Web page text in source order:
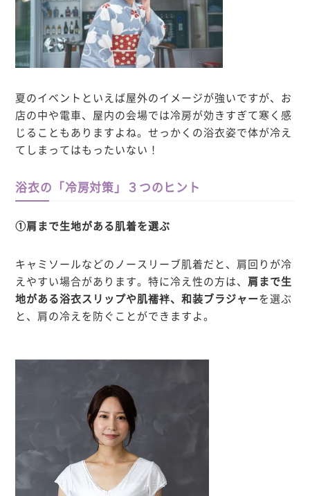
夏のイベントといえば屋外のイメージが強いですが、お
店の中や電車、屋内の会場では冷房が効きすぎて寒く感
じることもありますよね。せっかくの浴衣姿で体が冷え
てしまってはもったいない！
浴衣の「冷房対策」３つのヒント
①肩まで生地がある肌着を選ぶ
キャミソールなどのノースリーブ肌着だと、肩回りが冷
えやすい場合があります。特に冷え性の方は、 肩まで生
地がある浴衣スリップや肌襦袢、和装ブラジャーを選ぶ
と、肩の冷えを防ぐことができますよ。